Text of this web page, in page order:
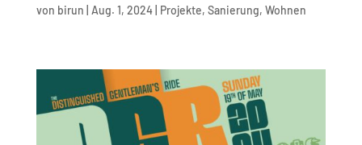
von birun Aug. 1, 2024| Projekte, Sanierung, Wohnen